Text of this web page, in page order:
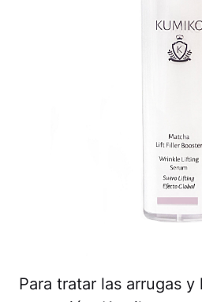
Para tratar las arrugas y